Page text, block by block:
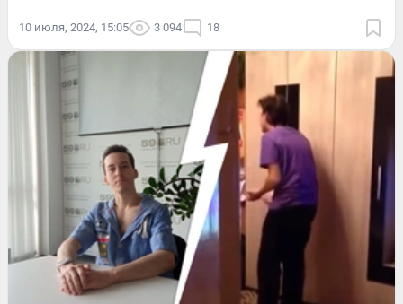
10 июля, 2024, 15:05 3 094 18